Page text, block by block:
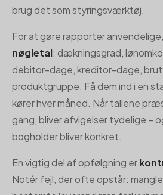
brug det som styringsværktøj.
For at gøre rapporter
nøgletal: dækningsgrad,
debitor-dage, kreditor-dage,
produktgruppe. Få dem ind i en
kører hver måned. Når tallene
gang, bliver afvigelser tydelige –
bogholder bliver konkret.
En vigtig del af opfølgning er
Notér fejl, der ofte opstår: